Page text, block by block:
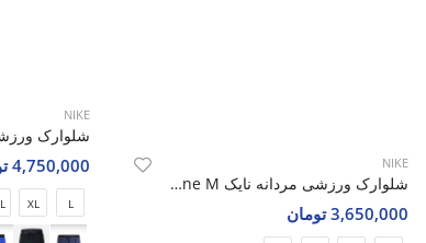
NIKE
شلوارک ورزشی مردانه نایک Nike Flex Line M
3,650,000 تومان
NIKE
4,750,000 تومان
L
XL